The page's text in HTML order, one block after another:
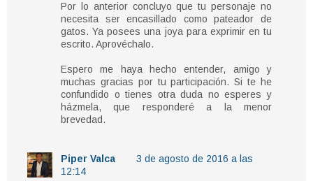
Por lo anterior concluyo que tu personaje no
necesita ser encasillado como pateador de
gatos. Ya posees una joya para exprimir en tu
escrito. Aprovéchalo.
Espero me haya hecho entender, amigo y
muchas gracias por tu participación. Si te he
confundido o tienes otra duda no esperes y
házmela, que responderé a la menor
brevedad.
Piper Valca
3 de agosto de 2016 a las
12:14